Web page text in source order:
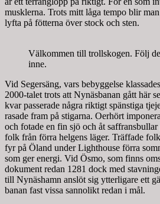
musklerna. Trots mitt låga tempo blir
lyfta på fötterna över stock och sten.
Välkommen till trollskogen. Följ
inne.
Vid Segersäng, vars bebyggelse
2000-talet trots att Nynäsbanan gått här
kvar passerade några riktigt spänstiga
rasade fram på stigarna. Oerhört
och fotade en fin sjö och åt
folk från förra helgens läger. Träffade
fyr på Öland under Lighthouse förra
som ger energi. Vid Ösmo, som finns
dokument redan 1281 dock med
till Nynäshamn anslöt sig ytterligare ett
banan fast vissa sannolikt redan i mål.